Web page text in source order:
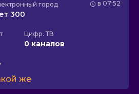
в 07:52
город
300
Цифр. ТВ
0 каналов
же